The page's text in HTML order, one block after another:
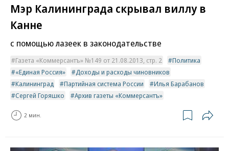
Мэр Калининграда скрывал виллу в
Канне
с помощью лазеек в законодательстве
Газета «Коммерсантъ» №149 от 21.08.2013, стр. 2
Политика
«Единая Россия»
Доходы и расходы чиновников
Калининград
Партийная система России
Илья Барабанов
Сергей Горяшко
Архив газеты «Коммерсантъ»
2 мин.